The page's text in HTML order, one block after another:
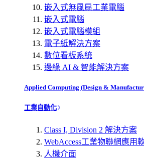
嵌入式無風扇工業電腦
嵌入式電腦
嵌入式電腦模組
電子紙解決方案
數位看板系統
邊緣 AI & 智能解決方案
Applied Computing (Design &
工業自動化
Class I, Division 2 解決方案
WebAccess工業物聯網應用
人機介面